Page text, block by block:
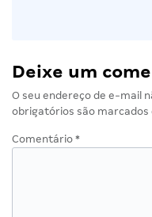
Deixe um
O seu endereço de e-mail
obrigatórios são marcados
Comentário *